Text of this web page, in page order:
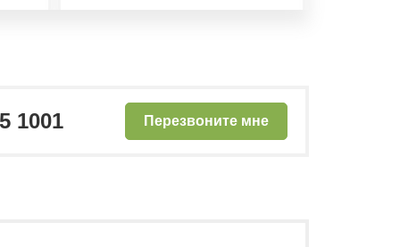
1001 Перезвоните мне